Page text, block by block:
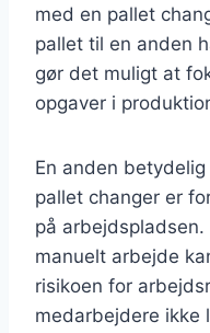
med en pallet
pallet til en anden
gør det muligt at
opgaver i
En anden
pallet changer er
på
manuelt arbejde
risikoen for
medarbejdere